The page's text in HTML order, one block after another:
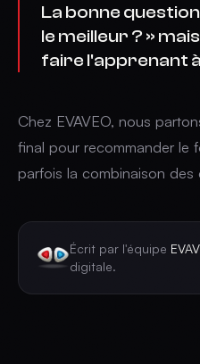
La bonne
le meilleur ? »
faire l'apprenant à
Chez EVAVEO, nous
final pour recommander le
parfois la combinaison des
Écrit par l'équipe
digitale.